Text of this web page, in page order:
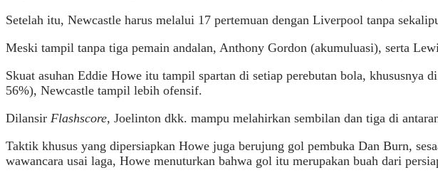
Setelah itu, Newcastle harus melalui 17 pertemuan dengan Liverpool tanpa
Meski tampil tanpa tiga pemain andalan, Anthony Gordon (akumuluasi), serta
Skuat asuhan Eddie Howe itu tampil spartan di setiap perebutan bola, khususnya
56%), Newcastle tampil lebih ofensif.
Dilansir Flashscore, Joelinton dkk. mampu melahirkan sembilan dan tiga di
Taktik khusus yang dipersiapkan Howe juga berujung gol pembuka Dan Burn,
wawancara usai laga, Howe menuturkan bahwa gol itu merupakan buah dari